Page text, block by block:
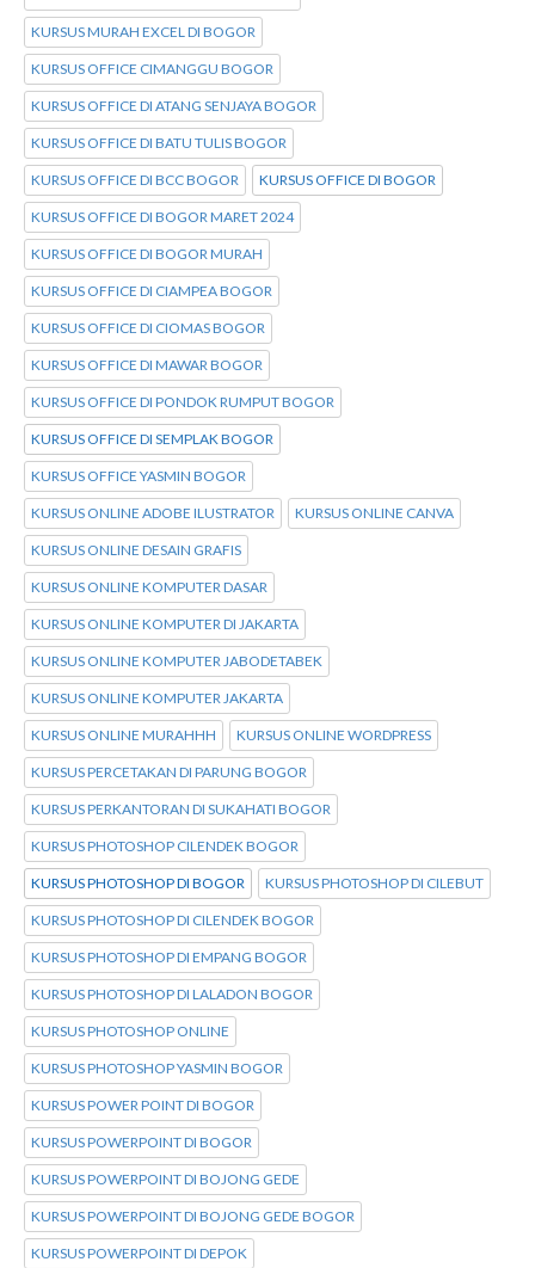
KURSUS MURAH EXCEL DI BOGOR
KURSUS OFFICE CIMANGGU BOGOR
KURSUS OFFICE DI ATANG SENJAYA BOGOR
KURSUS OFFICE DI BATU TULIS BOGOR
KURSUS OFFICE DI BCC BOGOR KURSUS OFFICE DI BOGOR
KURSUS OFFICE DI BOGOR MARET 2024
KURSUS OFFICE DI BOGOR MURAH
KURSUS OFFICE DI CIAMPEA BOGOR
KURSUS OFFICE DI CIOMAS BOGOR
KURSUS OFFICE DI MAWAR BOGOR
KURSUS OFFICE DI PONDOK RUMPUT BOGOR
KURSUS OFFICE DI SEMPLAK BOGOR
KURSUS OFFICE YASMIN BOGOR
KURSUS ONLINE ADOBE ILUSTRATOR KURSUS ONLINE CANVA
KURSUS ONLINE DESAIN GRAFIS
KURSUS ONLINE KOMPUTER DASAR
KURSUS ONLINE KOMPUTER DI JAKARTA
KURSUS ONLINE KOMPUTER JABODETABEK
KURSUS ONLINE KOMPUTER JAKARTA
KURSUS ONLINE MURAHHH KURSUS ONLINE WORDPRESS
KURSUS PERCETAKAN DI PARUNG BOGOR
KURSUS PERKANTORAN DI SUKAHATI BOGOR
KURSUS PHOTOSHOP CILENDEK BOGOR
KURSUS PHOTOSHOP DI BOGOR KURSUS PHOTOSHOP DI CILEBUT
KURSUS PHOTOSHOP DI CILENDEK BOGOR
KURSUS PHOTOSHOP DI EMPANG BOGOR
KURSUS PHOTOSHOP DI LALADON BOGOR
KURSUS PHOTOSHOP ONLINE
KURSUS PHOTOSHOP YASMIN BOGOR
KURSUS POWER POINT DI BOGOR
KURSUS POWERPOINT DI BOGOR
KURSUS POWERPOINT DI BOJONG GEDE
KURSUS POWERPOINT DI BOJONG GEDE BOGOR
KURSUS POWERPOINT DI DEPOK